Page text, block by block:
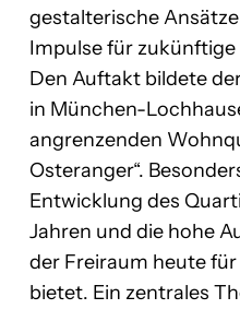
gestalterische
Impulse für
Den Auftakt bildete
in München-
angrenzenden
Osteranger“.
Entwicklung des
Jahren und die hohe
der Freiraum heute
bietet. Ein zentrales